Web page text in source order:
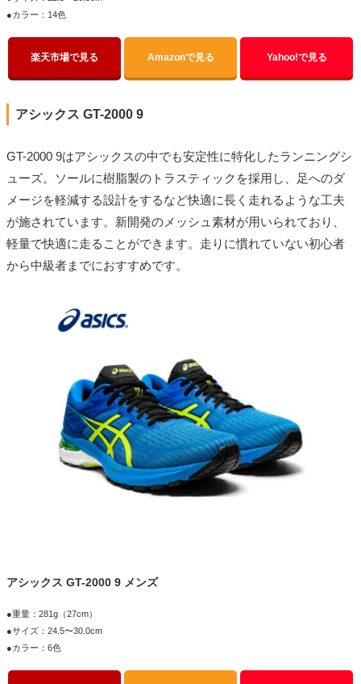
●カラー：14色
楽天市場で見る Amazonで見る Yahoo!で見る
アシックス GT-2000 9
GT-2000 9はアシックスの中でも安定性に特化したランニングシ
ューズ。ソールに樹脂製のトラスティックを採用し、足へのダ
メージを軽減する設計をするなど快適に長く走れるような工夫
が施されています。新開発のメッシュ素材が用いられており、
軽量で快適に走ることができます。走りに慣れていない初心者
から中級者までにおすすめです。
アシックス GT-2000 9 メンズ
●重量：281g（27cm）
●サイズ：24.5〜30.0cm
●カラー：6色